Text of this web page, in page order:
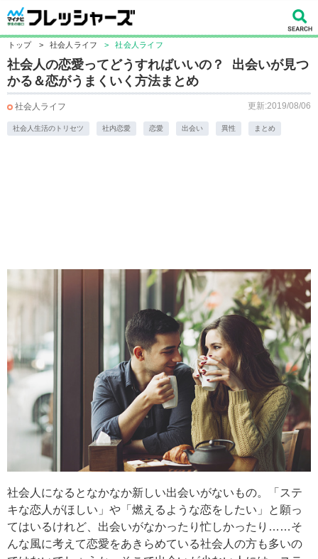
トップ > 社会人ライフ > 社会人ライフ
社会人の恋愛ってどうすればいいの？ 出会いが見つ
かる＆恋がうまくいく方法まとめ
社会人ライフ 更新:2019/08/06
社会人生活のトリセツ 社内恋愛 恋愛 出会い 異性 まとめ
社会人になるとなかなか新しい出会いがないもの。「ステ
キな恋人がほしい」や「燃えるような恋をしたい」と願っ
てはいるけれど、出会いがなかったり忙しかったり……そ
んな風に考えて恋愛をあきらめている社会人の方も多いの